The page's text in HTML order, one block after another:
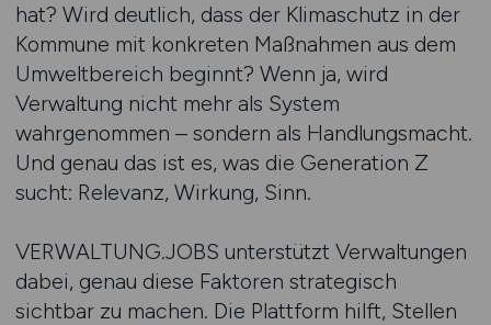
hat? Wird deutlich, dass der Klimaschutz in der
Kommune mit konkreten Maßnahmen aus dem
Umweltbereich beginnt? Wenn ja, wird
Verwaltung nicht mehr als System
wahrgenommen – sondern als Handlungsmacht.
Und genau das ist es, was die Generation Z
sucht: Relevanz, Wirkung, Sinn.
VERWALTUNG.JOBS unterstützt Verwaltungen
dabei, genau diese Faktoren strategisch
sichtbar zu machen. Die Plattform hilft, Stellen